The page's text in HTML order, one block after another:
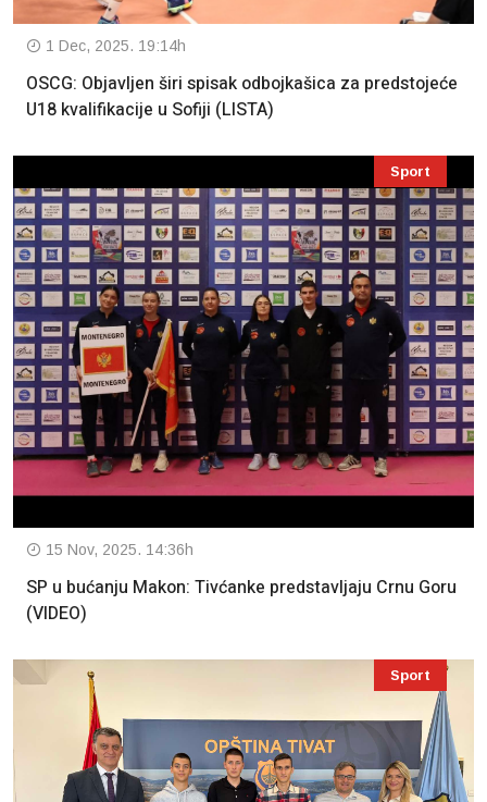
1 Dec, 2025. 19:14h
OSCG: Objavljen širi spisak odbojkašica za predstojeće
U18 kvalifikacije u Sofiji (LISTA)
Sport
15 Nov, 2025. 14:36h
SP u bućanju Makon: Tivćanke predstavljaju Crnu Goru
(VIDEO)
Sport